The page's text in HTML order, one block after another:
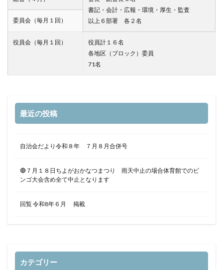
書記・会計・広報・環境・厚生・監査
以上６部署 各２名
委員会（毎月１回）
役員会（毎月１回）
役員計１６名
各地区（ブロック）委員
71名
最近の投稿
自治会だより令和８年 ７月８月合併号
🔴７月１８日ちよがおかなつまつり 雨天中止の場合体育館でのビ
ンゴ大会含め全て中止となります
回覧 令和8年６月 掲載
カテゴリー